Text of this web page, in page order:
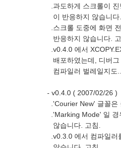
.과도하게 스크롤이 진
이 반응하지 않습니다.
.스크롤 도중에 화면
반응하지 않습니다. 고
.v0.4.0 에서
배포하였는데, 디버그
컴파일러 벌레일지도
- v0.4.0 ( 2007/02/26 )
.'Courier New' 글꼴은
.'Marking Mode' 일 경
않습니다. 고침.
.v0.3.0 에서 컴파일러